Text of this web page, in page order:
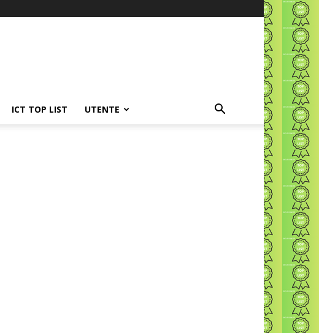
ICT TOP LIST UTENTE